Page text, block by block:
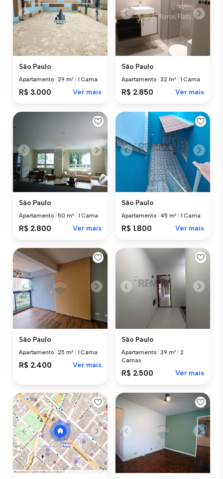
São Paulo
Apartamento |29 m² 1 Cama
R$ 3.000 Ver mais
São Paulo
Apartamento |32 m² 1 Cama
R$ 2.850 Ver mais
São Paulo
Apartamento |50 m² 1 Cama
R$ 2.800 Ver mais
São Paulo
Apartamento 45 m² 1 Cama
R$ 1.800 Ver mais
São Paulo
Apartamento |25 m² 1 Cama
R$ 2.400 Ver mais
São Paulo
Apartamento |39 m²
2
Camas
R$ 2.500 Ver mais